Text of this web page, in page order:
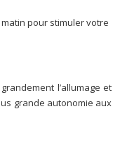
pour stimuler votre
l’allumage et
grande autonomie aux